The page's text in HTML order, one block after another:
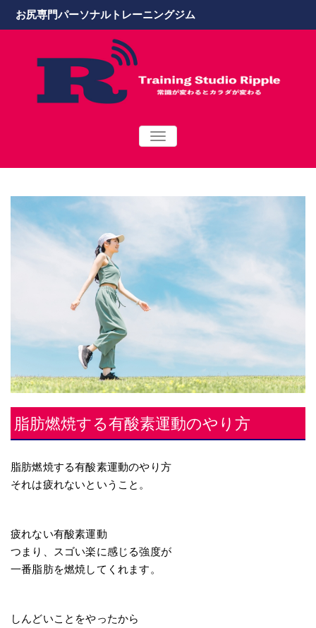
お尻専門パーソナルトレーニングジム
TOGGLE
NAVIGATION
脂肪燃焼する有酸素運動のやり方
脂肪燃焼する有酸素運動のやり方
それは疲れないということ。
疲れない有酸素運動
つまり、スゴい楽に感じる強度が
一番脂肪を燃焼してくれます。
しんどいことをやったから